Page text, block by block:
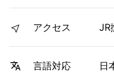
アクセス JR
言語対応 日